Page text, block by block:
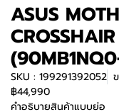
ASUS
SKU : 199291392052
฿44,990
คำอธิบายสินค้าแบบย่อ